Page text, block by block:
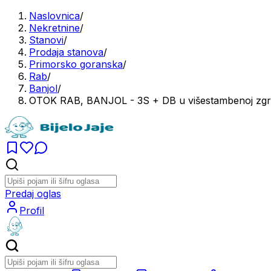
Naslovnica/
Nekretnine/
Stanovi/
Prodaja stanova/
Primorsko goranska/
Rab/
Banjol/
OTOK RAB, BANJOL - 3S + DB u višestambenoj
Predaj oglas
Profil